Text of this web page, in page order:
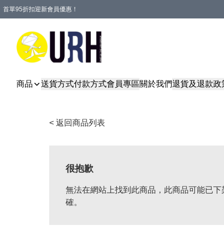
首單95折扣迎新會員優惠！
商品 送貨方式付款方式會員專區關於我們退貨及退款政
< 返回商品列表
很抱歉
無法在網站上找到此商品，此商品可能已
確。